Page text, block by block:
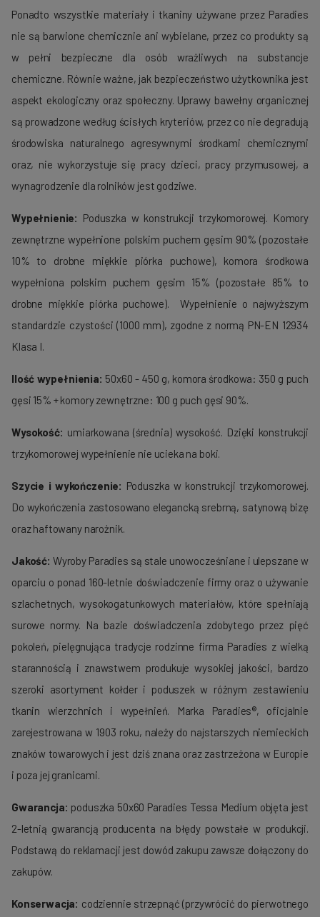
Ponadto wszystkie materiały i tkaniny używane przez Paradies
nie są barwione chemicznie ani wybielane, przez co produkty są
w pełni bezpieczne dla osób wrażliwych na substancje
chemiczne. Równie ważne, jak bezpieczeństwo użytkownika jest
aspekt ekologiczny oraz społeczny. Uprawy bawełny organicznej
są prowadzone według ścisłych kryteriów, przez co nie degradują
środowiska naturalnego agresywnymi środkami chemicznymi
oraz, nie wykorzystuje się pracy dzieci, pracy przymusowej, a
wynagrodzenie dla rolników jest godziwe.
Wypełnienie: Poduszka w konstrukcji trzykomorowej. Komory
zewnętrzne wypełnione polskim puchem gęsim 90% (pozostałe
10% to drobne miękkie piórka puchowe), komora środkowa
wypełniona polskim puchem gęsim 15% (pozostałe 85% to
drobne miękkie piórka puchowe). Wypełnienie o najwyższym
standardzie czystości (1000 mm), zgodne z normą PN-EN 12934
Klasa I.
Ilość wypełnienia: 50x60 - 450 g, komora środkowa: 350 g puch
gęsi 15% + komory zewnętrzne: 100 g puch gęsi 90%.
Wysokość: umiarkowana (średnia) wysokość. Dzięki konstrukcji
trzykomorowej wypełnienie nie ucieka na boki.
Szycie i wykończenie: Poduszka w konstrukcji trzykomorowej.
Do wykończenia zastosowano elegancką srebrną, satynową bizę
oraz haftowany narożnik.
Jakość: Wyroby Paradies są stale unowocześniane i ulepszane w
oparciu o ponad 160-letnie doświadczenie firmy oraz o używanie
szlachetnych, wysokogatunkowych materiałów, które spełniają
surowe normy. Na bazie doświadczenia zdobytego przez pięć
poko­leń, pielę­gnująca tradycje rodzinne firma Paradies z wielką
starannością i znawstwem produ­kuje wysokiej jakości, bardzo
szeroki asortyment kołder i poduszek w róż­nym zestawieniu
tkanin wierzchnich i wypełnień. Marka Paradies®, oficjalnie
zarejestrowana w 1903 roku, należy do najstarszych nie­mieckich
znaków towarowych i jest dziś znana oraz zastrzeżona w Europie
i poza jej granicami.
Gwarancja: poduszka 50x60 Paradies Tessa Medium objęta jest
2-letnią gwarancją producenta na błędy powstałe w produkcji.
Podstawą do reklamacji jest dowód zakupu zawsze dołączony do
zakupów.
Konserwacja: codziennie strzepnąć (przywrócić do pierwotnego